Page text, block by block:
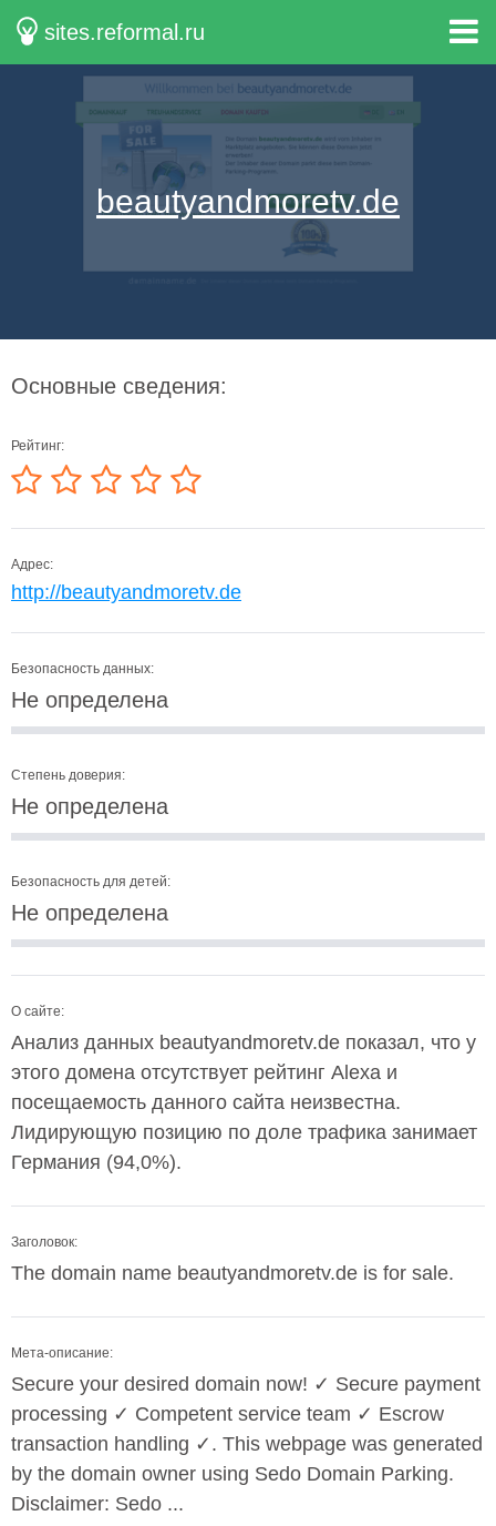
sites.reformal.ru
beautyandmoretv.de
Основные сведения:
Рейтинг:
Адрес:
http://beautyandmoretv.de
Безопасность данных:
Не определена
Степень доверия:
Не определена
Безопасность для детей:
Не определена
О сайте:
Анализ данных beautyandmoretv.de показал, что у
этого домена отсутствует рейтинг Alexa и
посещаемость данного сайта неизвестна.
Лидирующую позицию по доле трафика занимает
Германия (94,0%).
Заголовок:
The domain name beautyandmoretv.de is for sale.
Мета-описание:
Secure your desired domain now! ✓ Secure payment
processing ✓ Competent service team ✓ Escrow
transaction handling ✓. This webpage was generated
by the domain owner using Sedo Domain Parking.
Disclaimer: Sedo ...